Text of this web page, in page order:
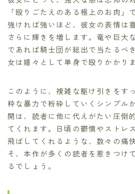
「殴りごたえのある極上のお肉」
強ければ強いほど、彼女の表情は
さらに輝きを増します。竜や巨大
であれば騎士団が総出で当たるべ
女は嬉々として単身で殴りかかりま
このように、複雑な駆け引きをす
粋な暴力で粉砕していくシンプル
開は、読者に他に代えがたい圧倒
てくれます。日頃の鬱憤やストレ
飛ばしてくれるような、数々の痛
そ、本作が多くの読者を惹きつけ
るでしょう。